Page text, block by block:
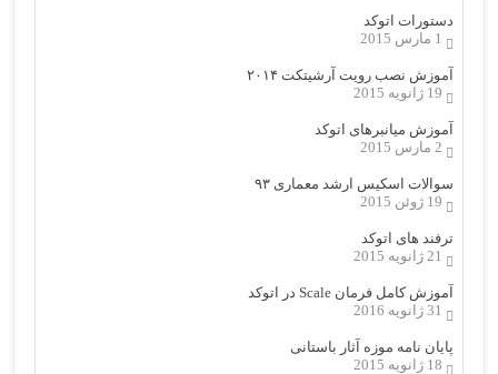
دستورات اتوکد
1 مارس 2015
آموزش نصب رویت آرشیتکت ۲۰۱۴
19 ژانویه 2015
آموزش میانبرهای اتوکد
2 مارس 2015
سوالات اسکیس ارشد معماری ۹۳
19 ژوئن 2015
ترفند های اتوکد
21 ژانویه 2015
آموزش کامل فرمان Scale در اتوکد
31 ژانویه 2016
پایان نامه موزه آثار باستانی
18 ژانویه 2015